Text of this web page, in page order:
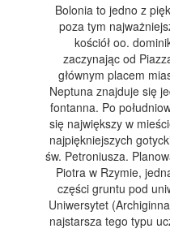
Bolonia to jedno z
poza tym
kościół oo.
zaczynając od
głównym placem
Neptuna znajduje się
fontanna. Po
się największy w
najpiękniejszych
św. Petroniusza.
Piotra w Rzymie,
części gruntu pod
Uniwersytet
najstarsza tego typu